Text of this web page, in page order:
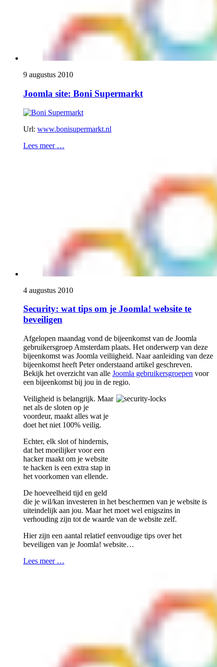
9 augustus 2010
Joomla site: Boni Supermarkt
Url: www.bonisupermarkt.nl
Lees meer …
4 augustus 2010
Security: wat tips om je Joomla! website te
beveiligen
Afgelopen maandag vond de bijeenkomst van de Joomla
gebruikersgroep Amsterdam plaats. Het onderwerp van deze
bijeenkomst was Joomla veiliigheid. Naar aanleiding van deze
bijeenkomst heeft Peter onderstaand artikel geschreven.
Bekijk het overzicht van alle Joomla gebruikersgroepen voor
een bijeenkomst bij jou in de regio.
Veiligheid is belangrijk. Maar
net als de sloten op je
voordeur, maakt alles wat je
doet het niet 100% veilig.
Echter, elk slot of hindernis,
dat het moeilijker voor een
hacker maakt om je website
te hacken is een extra stap in
het voorkomen van ellende.
De hoeveelheid tijd en geld
die je wil/kan investeren in het beschermen van je website is
uiteindelijk aan jou. Maar het moet wel enigszins in
verhouding zijn tot de waarde van de website zelf.
Hier zijn een aantal relatief eenvoudige tips over het
beveiligen van je Joomla! website…
Lees meer …